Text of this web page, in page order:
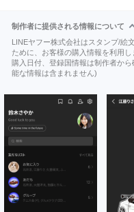
制作者に提供される情報について
LINEヤフー株式会社はスタンプ/絵
ために、お客様の購入情報を利用し
購入日付、登録国情報は制作者か
能な情報は含まれません)